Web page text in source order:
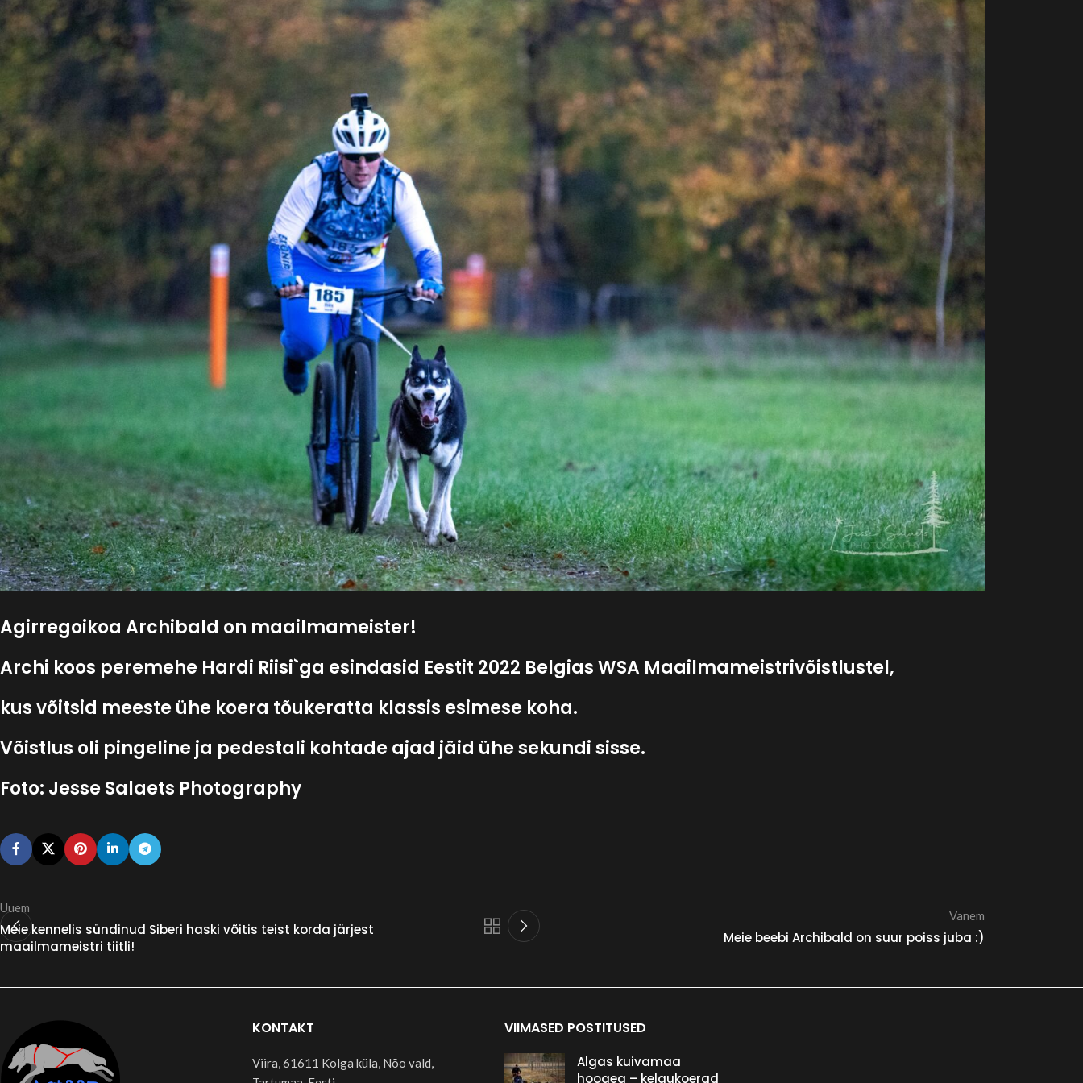
Agirregoikoa Archibald on maailmameister!
Archi koos peremehe Hardi Riisi`ga esindasid Eestit 2022 Belgias WSA Maailmameistrivõistlustel,
kus võitsid meeste ühe koera tõukeratta klassis esimese koha.
Võistlus oli pingeline ja pedestali kohtade ajad jäid ühe sekundi sisse.
Foto: Jesse Salaets Photography
Uuem
Meie kennelis sündinud Siberi haski võitis teist korda järjest
maailmameistri tiitli!
Vanem
Meie beebi Archibald on suur poiss juba :)
KONTAKT
Viira, 61611 Kolga küla, Nõo vald,
VIIMASED POSTITUSED
Algas kuivamaa
hooaeg – kelgukoerad